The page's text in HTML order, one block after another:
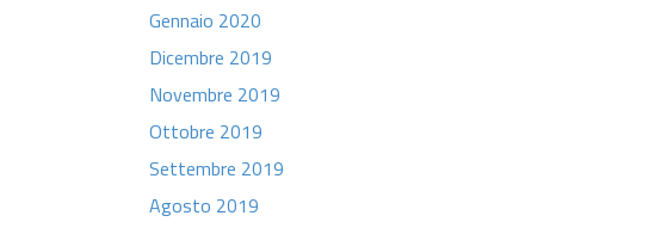
Gennaio 2020
Dicembre 2019
Novembre 2019
Ottobre 2019
Settembre 2019
Agosto 2019